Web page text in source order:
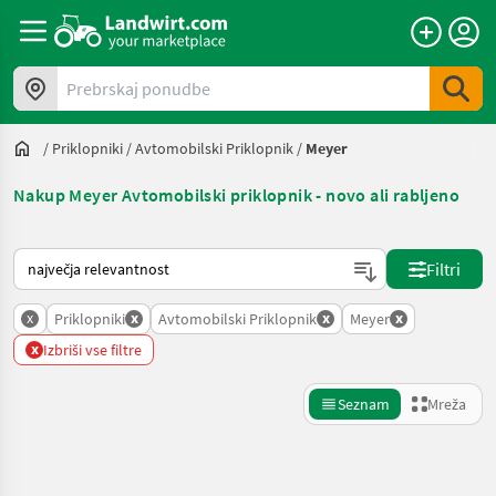
Prebrskaj ponudbe
/ Priklopniki /Avtomobilski Priklopnik / Meyer
Nakup Meyer Avtomobilski priklopnik - novo ali rabljeno
Tako je razvrščeno na Landwirt.com
Filtri
x Priklopniki x Avtomobilski Priklopnik x Meyer x
x Izbriši vse filtre
Seznam Mreža